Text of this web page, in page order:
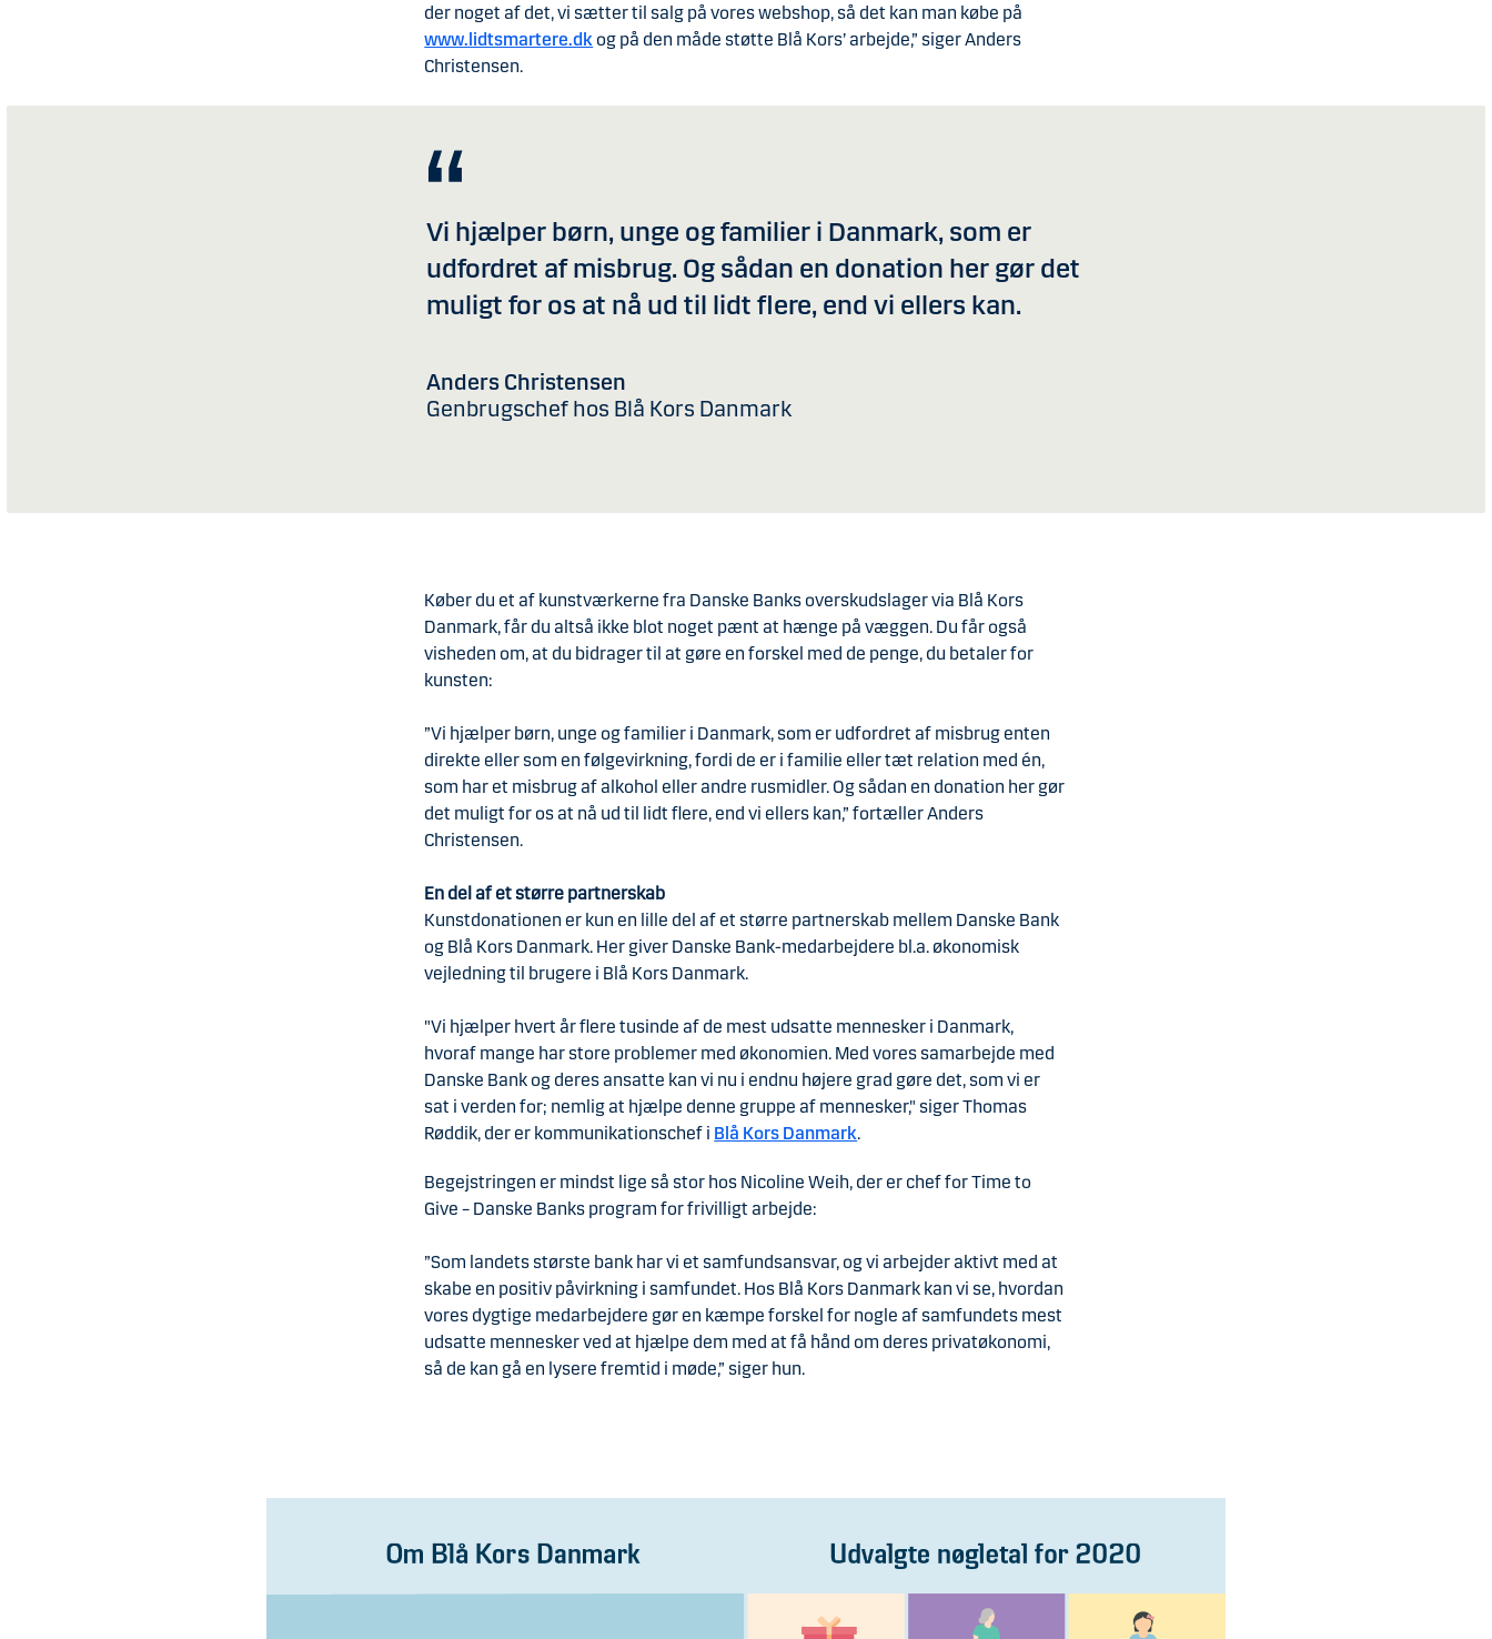
der noget af det, vi sætter til salg på vores webshop, så det kan man købe på
www.lidtsmartere.dk og på den måde støtte Blå Kors’ arbejde,” siger Anders
Christensen.
Vi hjælper børn, unge og familier i Danmark, som er
udfordret af misbrug. Og sådan en donation her gør det
muligt for os at nå ud til lidt flere, end vi ellers kan.
Anders Christensen
Genbrugschef hos Blå Kors Danmark
Køber du et af kunstværkerne fra Danske Banks overskudslager via Blå Kors
Danmark, får du altså ikke blot noget pænt at hænge på væggen. Du får også
visheden om, at du bidrager til at gøre en forskel med de penge, du betaler for
kunsten:
”Vi hjælper børn, unge og familier i Danmark, som er udfordret af misbrug enten
direkte eller som en følgevirkning, fordi de er i familie eller tæt relation med én,
som har et misbrug af alkohol eller andre rusmidler. Og sådan en donation her gør
det muligt for os at nå ud til lidt flere, end vi ellers kan,” fortæller Anders
Christensen.
En del af et større partnerskab
Kunstdonationen er kun en lille del af et større partnerskab mellem Danske Bank
og Blå Kors Danmark. Her giver Danske Bank-medarbejdere bl.a. økonomisk
vejledning til brugere i Blå Kors Danmark.
"Vi hjælper hvert år flere tusinde af de mest udsatte mennesker i Danmark,
hvoraf mange har store problemer med økonomien. Med vores samarbejde med
Danske Bank og deres ansatte kan vi nu i endnu højere grad gøre det, som vi er
sat i verden for; nemlig at hjælpe denne gruppe af mennesker," siger Thomas
Røddik, der er kommunikationschef i Blå Kors Danmark.
Begejstringen er mindst lige så stor hos Nicoline Weih, der er chef for Time to
Give – Danske Banks program for frivilligt arbejde:
”Som landets største bank har vi et samfundsansvar, og vi arbejder aktivt med at
skabe en positiv påvirkning i samfundet. Hos Blå Kors Danmark kan vi se, hvordan
vores dygtige medarbejdere gør en kæmpe forskel for nogle af samfundets mest
udsatte mennesker ved at hjælpe dem med at få hånd om deres privatøkonomi,
så de kan gå en lysere fremtid i møde,” siger hun.